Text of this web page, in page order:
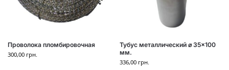
Проволока пломбировочная
300,00 грн.
Тубус металлический ⌀ 35×100
мм.
336,00 грн.